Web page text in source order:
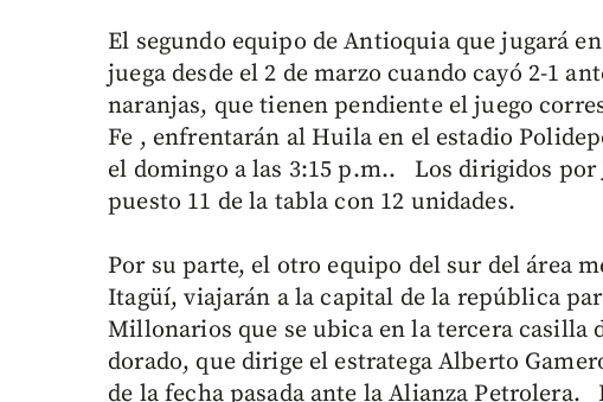
El segundo equipo de Antioquia que jugará
juega desde el 2 de marzo cuando cayó 2-1
naranjas, que tienen pendiente el juego
Fe , enfrentarán al Huila en el estadio
el domingo a las 3:15 p.m.. Los dirigidos por
puesto 11 de la tabla con 12 unidades.
Por su parte, el otro equipo del sur del área
Itagüí, viajarán a la capital de la república
Millonarios que se ubica en la tercera
dorado, que dirige el estratega Alberto
de la fecha pasada ante la Alianza Petrolera.